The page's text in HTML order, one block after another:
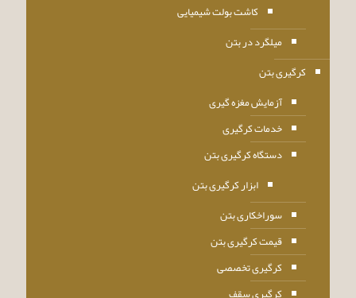
کاشت بولت شیمیایی
میلگرد در بتن
کرگیری بتن
آزمایش مغزه گیری
خدمات کرگیری
دستگاه کرگیری بتن
ابزار کرگیری بتن
سوراخکاری بتن
قیمت کرگیری بتن
کرگیری تخصصی
کرگیری سقف